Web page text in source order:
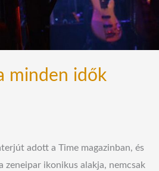
minden idők
adott a Time magazinban, és
zeneipar ikonikus alakja, nemcsak